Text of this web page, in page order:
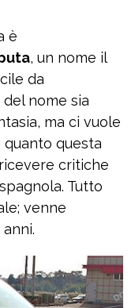
è
, un nome il
da
nome sia
ma ci vuole
questa
critiche
Tutto
venne